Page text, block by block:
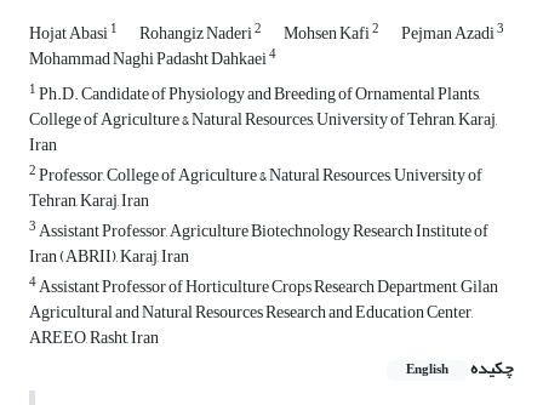
Hojat Abasi1 Rohangiz Naderi2 Mohsen Kafi2 Pejman Azadi3
Mohammad Naghi Padasht Dahkaei4
1Ph.D. Candidate of Physiology and Breeding of Ornamental Plants,
College of Agriculture & Natural Resources, University of Tehran, Karaj,
Iran
2Professor, College of Agriculture & Natural Resources, University of
Tehran, Karaj, Iran
3Assistant Professor, Agriculture Biotechnology Research Institute of
Iran (ABRII), Karaj, Iran
4Assistant Professor of Horticulture Crops Research Department, Gilan
Agricultural and Natural Resources Research and Education ‎Center,
AREEO, Rasht, Iran
چکیده
English